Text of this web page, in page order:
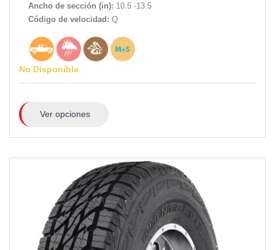
Ancho de sección (in): 10.5 -13.5
Código de velocidad: Q
No Disponible
Ver opciones